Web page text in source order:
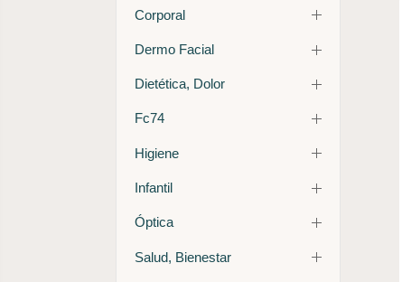
Corporal
Dermo Facial
Dietética, Dolor
Fc74
Higiene
Infantil
Óptica
Salud, Bienestar